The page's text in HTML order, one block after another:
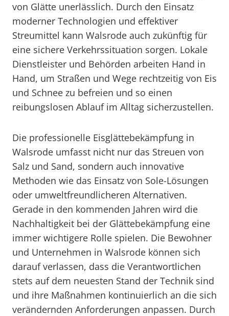
von Glätte unerlässlich. Durch den Einsatz
moderner Technologien und effektiver
Streumittel kann Walsrode auch zukünftig für
eine sichere Verkehrssituation sorgen. Lokale
Dienstleister und Behörden arbeiten Hand in
Hand, um Straßen und Wege rechtzeitig von Eis
und Schnee zu befreien und so einen
reibungslosen Ablauf im Alltag sicherzustellen.
Die professionelle Eisglättebekämpfung in
Walsrode umfasst nicht nur das Streuen von
Salz und Sand, sondern auch innovative
Methoden wie das Einsatz von Sole-Lösungen
oder umweltfreundlicheren Alternativen.
Gerade in den kommenden Jahren wird die
Nachhaltigkeit bei der Glättebekämpfung eine
immer wichtigere Rolle spielen. Die Bewohner
und Unternehmen in Walsrode können sich
darauf verlassen, dass die Verantwortlichen
stets auf dem neuesten Stand der Technik sind
und ihre Maßnahmen kontinuierlich an die sich
verändernden Anforderungen anpassen. Durch